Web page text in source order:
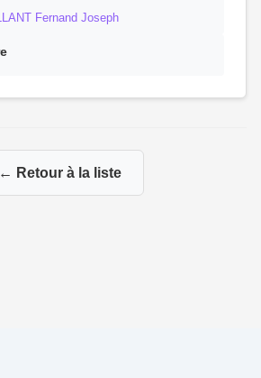
Fernand Joseph
← Retour à la liste